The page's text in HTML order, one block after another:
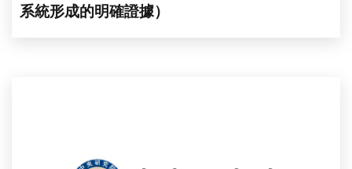
系統形成的明確證據）